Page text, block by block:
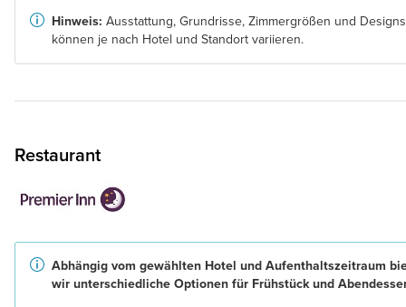
Hinweis: Ausstattung, Grundrisse, Zimmergrößen und Designs
können je nach Hotel und Standort variieren.
Restaurant
Abhängig vom gewählten Hotel und Aufenthaltszeitraum
wir unterschiedliche Optionen für Frühstück und